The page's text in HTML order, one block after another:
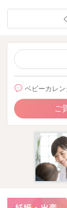
ベビーカレ
ご